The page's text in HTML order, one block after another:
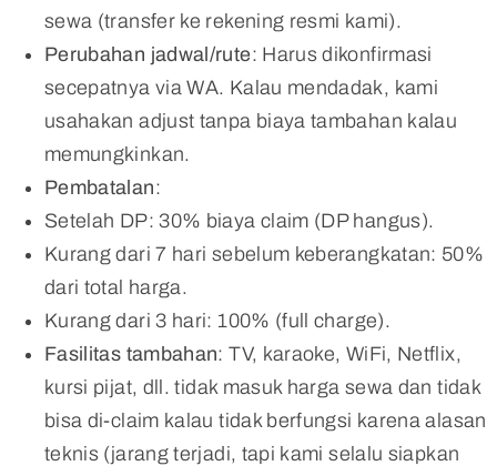
sewa (transfer ke rekening resmi kami).
Perubahan jadwal/rute: Harus dikonfirmasi
secepatnya via WA. Kalau mendadak, kami
usahakan adjust tanpa biaya tambahan kalau
memungkinkan.
Pembatalan:
Setelah DP: 30% biaya claim (DP hangus).
Kurang dari 7 hari sebelum keberangkatan: 50%
dari total harga.
Kurang dari 3 hari: 100% (full charge).
Fasilitas tambahan: TV, karaoke, WiFi, Netflix,
kursi pijat, dll. tidak masuk harga sewa dan tidak
bisa di-claim kalau tidak berfungsi karena alasan
teknis (jarang terjadi, tapi kami selalu siapkan